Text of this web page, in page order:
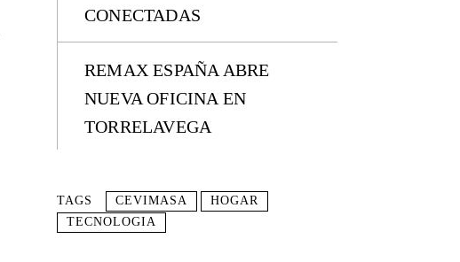
CONECTADAS
REMAX ESPAÑA ABRE
NUEVA OFICINA EN
TORRELAVEGA
TAGS CEVIMASA
HOGAR
TECNOLOGIA